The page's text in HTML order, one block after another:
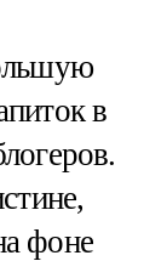
в
фоне